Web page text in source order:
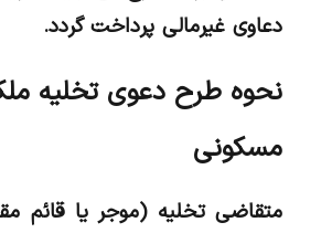
دعاوی غیرمالی پرداخت گردد.
نحوه طرح دعوی تخلیه
مسکونی
متقاضی تخلیه (موجر یا قائم